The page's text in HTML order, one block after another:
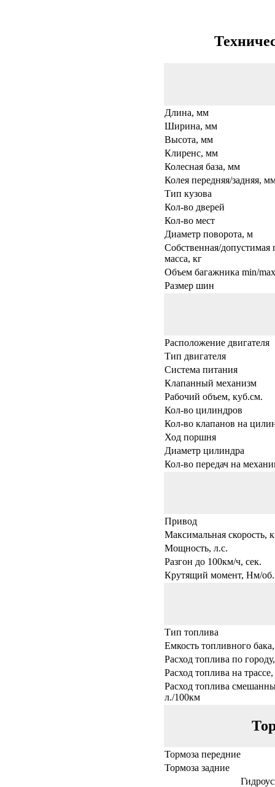
Длина, мм
Ширина, мм
Высота, мм
Клиренс, мм
Колесная база, мм
Колея передняя/задняя,
Тип кузова
Кол-во дверей
Кол-во мест
Диаметр поворота, м
Собственная/допустимая
масса, кг
Объем багажника min/
Размер шин
Расположение двигателя
Тип двигателя
Система питания
Клапанный механизм
Рабочий объем, куб.см.
Кол-во цилиндров
Кол-во клапанов на
Ход поршня
Диаметр цилиндра
Кол-во передач на
Привод
Максимальная скорость,
Мощность, л.с.
Разгон до 100км/ч, сек.
Крутящий момент, Нм/
Тип топлива
Емкость топливного
Расход топлива по
Расход топлива на
Расход топлива
л./100км
Тормоза передние
Тормоза задние